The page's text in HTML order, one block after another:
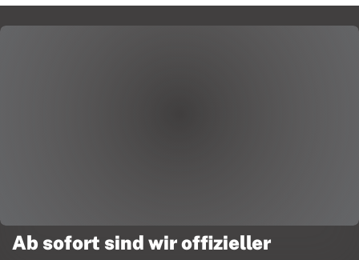
Ab sofort sind wir offizieller